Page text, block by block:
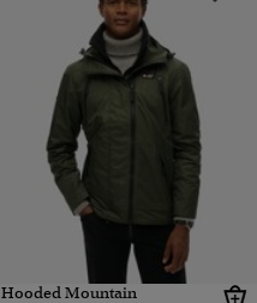
Hooded Mountain